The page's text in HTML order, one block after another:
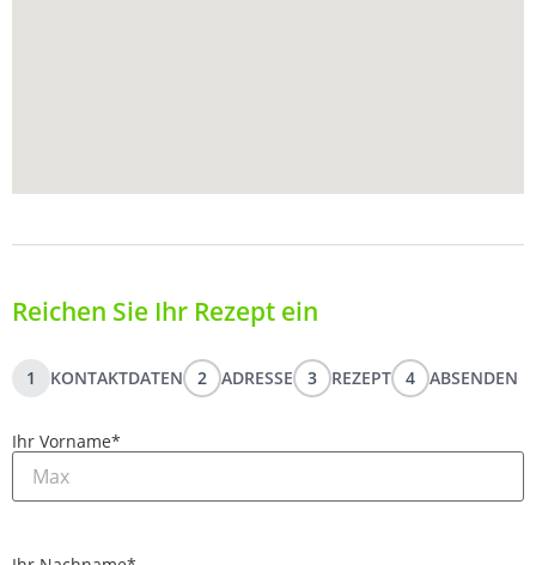
Reichen Sie Ihr Rezept ein
1 KONTAKTDATEN 2 ADRESSE 3 REZEPT 4 ABSENDEN
Ihr Vorname*